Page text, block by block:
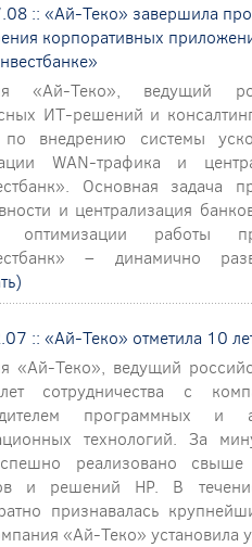
:: «Ай-Теко» завершила
корпоративных
«Ай-Теко», ведущий
ИТ-решений и
по внедрению системы
WAN-трафика и
Основная задача
и централизация
оптимизации работы
– динамично
:: «Ай-Теко» отметила 10
«Ай-Теко», ведущий
сотрудничества с
программных
технологий. За
реализовано
и решений HP. В
признавалась
«Ай-Теко» установила